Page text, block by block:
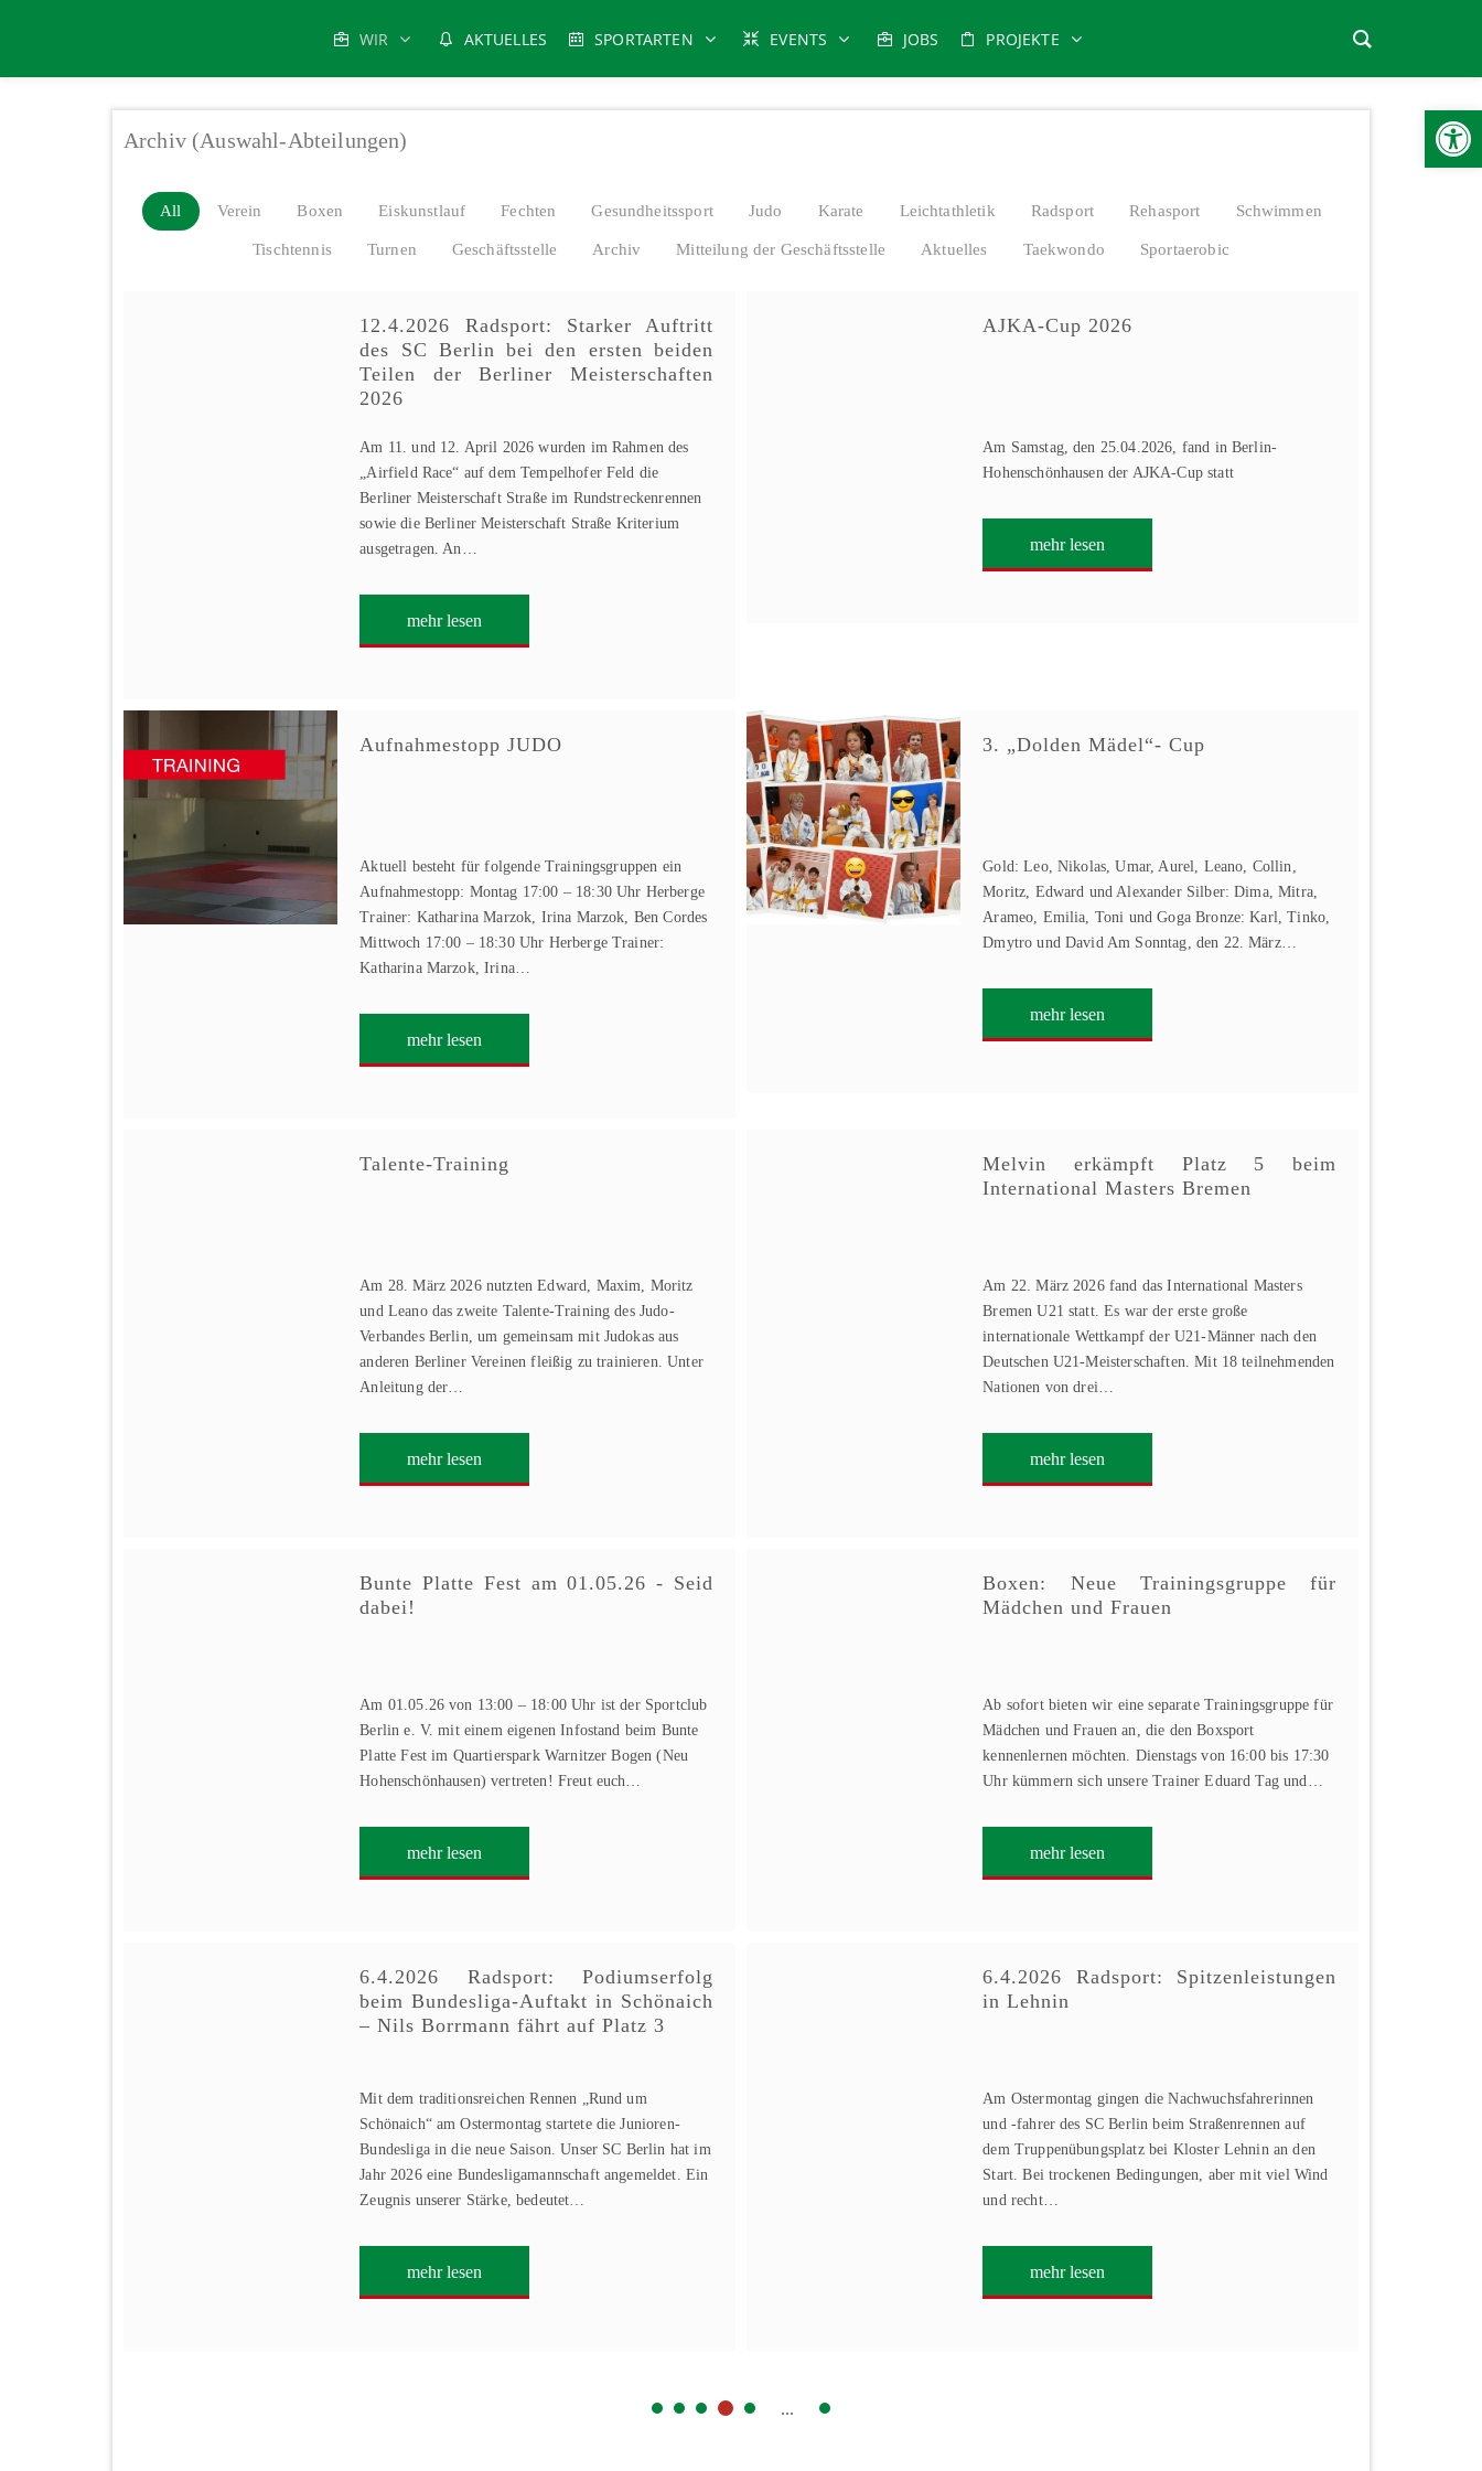
WIR AKTUELLES SPORTARTEN EVENTS JOBS PROJEKTE
Archiv (Auswahl-Abteilungen)
All Verein Boxen Eiskunstlauf Fechten Gesundheitssport Judo Karate Leichtathletik Radsport Rehasport Schwimmen
Tischtennis Turnen Geschäftsstelle Archiv Mitteilung der Geschäftsstelle Aktuelles Taekwondo Sportaerobic
12.4.2026 Radsport: Starker Auftritt
des SC Berlin bei den ersten beiden
Teilen der Berliner Meisterschaften
2026
Am 11. und 12. April 2026 wurden im Rahmen des
„Airfield Race“ auf dem Tempelhofer Feld die
Berliner Meisterschaft Straße im Rundstreckenrennen
sowie die Berliner Meisterschaft Straße Kriterium
ausgetragen. An…
mehr lesen
AJKA-Cup 2026
Am Samstag, den 25.04.2026, fand in Berlin-
Hohenschönhausen der AJKA-Cup statt
mehr lesen
Aufnahmestopp JUDO
Aktuell besteht für folgende Trainingsgruppen ein
Aufnahmestopp: Montag 17:00 – 18:30 Uhr Herberge
Trainer: Katharina Marzok, Irina Marzok, Ben Cordes
Mittwoch 17:00 – 18:30 Uhr Herberge Trainer:
Katharina Marzok, Irina…
mehr lesen
3. „Dolden Mädel“- Cup
Gold: Leo, Nikolas, Umar, Aurel, Leano, Collin,
Moritz, Edward und Alexander Silber: Dima, Mitra,
Arameo, Emilia, Toni und Goga Bronze: Karl, Tinko,
Dmytro und David Am Sonntag, den 22. März…
mehr lesen
Talente-Training
Am 28. März 2026 nutzten Edward, Maxim, Moritz
und Leano das zweite Talente-Training des Judo-
Verbandes Berlin, um gemeinsam mit Judokas aus
anderen Berliner Vereinen fleißig zu trainieren. Unter
Anleitung der…
mehr lesen
Melvin erkämpft Platz 5 beim
International Masters Bremen
Am 22. März 2026 fand das International Masters
Bremen U21 statt. Es war der erste große
internationale Wettkampf der U21-Männer nach den
Deutschen U21-Meisterschaften. Mit 18 teilnehmenden
Nationen von drei…
mehr lesen
Bunte Platte Fest am 01.05.26 - Seid
dabei!
Am 01.05.26 von 13:00 – 18:00 Uhr ist der Sportclub
Berlin e. V. mit einem eigenen Infostand beim Bunte
Platte Fest im Quartierspark Warnitzer Bogen (Neu
Hohenschönhausen) vertreten! Freut euch…
mehr lesen
Boxen: Neue Trainingsgruppe für
Mädchen und Frauen
Ab sofort bieten wir eine separate Trainingsgruppe für
Mädchen und Frauen an, die den Boxsport
kennenlernen möchten. Dienstags von 16:00 bis 17:30
Uhr kümmern sich unsere Trainer Eduard Tag und…
mehr lesen
6.4.2026 Radsport: Podiumserfolg
beim Bundesliga-Auftakt in Schönaich
– Nils Borrmann fährt auf Platz 3
Mit dem traditionsreichen Rennen „Rund um
Schönaich“ am Ostermontag startete die Junioren-
Bundesliga in die neue Saison. Unser SC Berlin hat im
Jahr 2026 eine Bundesligamannschaft angemeldet. Ein
Zeugnis unserer Stärke, bedeutet…
mehr lesen
6.4.2026 Radsport: Spitzenleistungen
in Lehnin
Am Ostermontag gingen die Nachwuchsfahrerinnen
und -fahrer des SC Berlin beim Straßenrennen auf
dem Truppenübungsplatz bei Kloster Lehnin an den
Start. Bei trockenen Bedingungen, aber mit viel Wind
und recht…
mehr lesen
...